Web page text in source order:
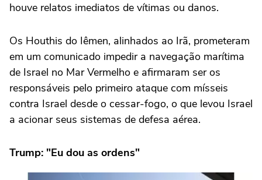
houve relatos imediatos de vítimas ou danos.
Os Houthis do Iêmen, alinhados ao Irã, prometeram
em um comunicado impedir a ⁠navegação marítima
de Israel no Mar Vermelho e afirmaram ser os
responsáveis pelo primeiro ataque com mísseis
contra Israel desde o cessar-fogo, o que levou Israel
a acionar seus sistemas de defesa aérea.
Trump: "Eu dou as ordens"